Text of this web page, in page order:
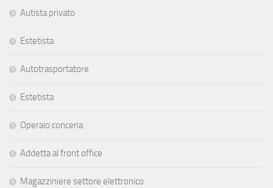
Autista privato
Estetista
Autotrasportatore
Estetista
Operaio conceria
Addetta al front office
Magazziniere settore elettronico